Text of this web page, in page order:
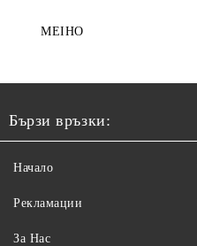
MEIHO
Бързи връзки:
Начало
Рекламации
За Нас